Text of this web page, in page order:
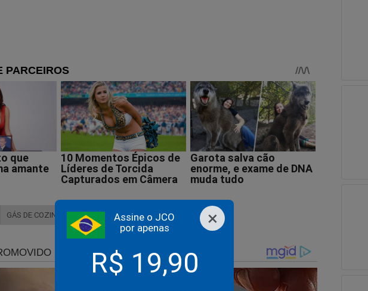
×
Assine o JCO
por apenas
R$ 19,90
No auge da insensatez, Lula pagará caro por tantos absurdos e
derrota é inevitável...
GÁS DE COZINHA PETROBRAS